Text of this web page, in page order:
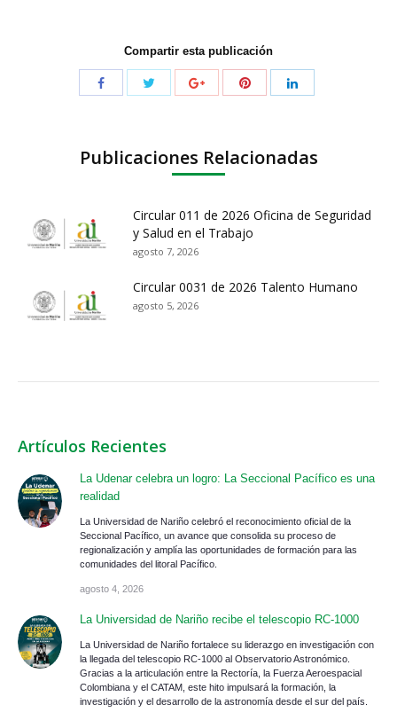
Compartir esta publicación
Publicaciones Relacionadas
Circular 011 de 2026 Oficina de Seguridad
y Salud en el Trabajo
agosto 7, 2026
Circular 0031 de 2026 Talento Humano
agosto 5, 2026
Artículos Recientes
La Udenar celebra un logro: La Seccional Pacífico es una
realidad
La Universidad de Nariño celebró el reconocimiento oficial de la
Seccional Pacífico, un avance que consolida su proceso de
regionalización y amplía las oportunidades de formación para las
comunidades del litoral Pacífico.
agosto 4, 2026
La Universidad de Nariño recibe el telescopio RC-1000
La Universidad de Nariño fortalece su liderazgo en investigación con
la llegada del telescopio RC-1000 al Observatorio Astronómico.
Gracias a la articulación entre la Rectoría, la Fuerza Aeroespacial
Colombiana y el CATAM, este hito impulsará la formación, la
investigación y el desarrollo de la astronomía desde el sur del país.